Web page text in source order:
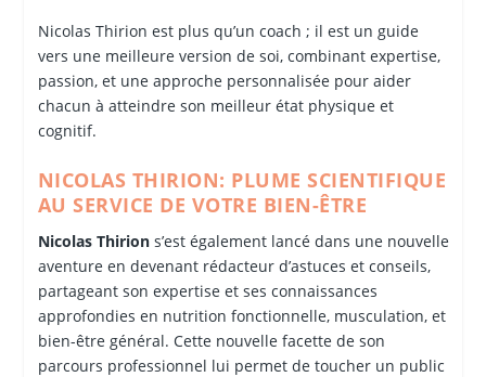
Nicolas Thirion est plus qu’un coach ; il est un guide
vers une meilleure version de soi, combinant expertise,
passion, et une approche personnalisée pour aider
chacun à atteindre son meilleur état physique et
cognitif.
NICOLAS THIRION: PLUME SCIENTIFIQUE
AU SERVICE DE VOTRE BIEN-ÊTRE
Nicolas Thirions’est également lancé dans une nouvelle
aventure en devenant rédacteur d’astuces et conseils,
partageant son expertise et ses connaissances
approfondies en nutrition fonctionnelle, musculation, et
bien-être général. Cette nouvelle facette de son
parcours professionnel lui permet de toucher un public